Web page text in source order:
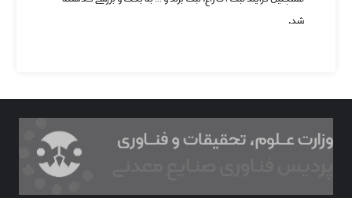
شد.